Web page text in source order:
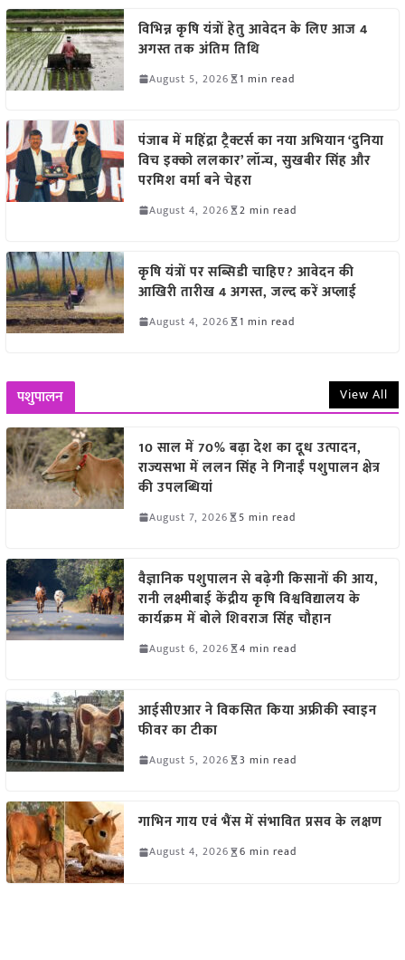
विभिन्न कृषि यंत्रों हेतु आवेदन के लिए आज 4
अगस्त तक अंतिम तिथि
August 5, 2026 1 min read
पंजाब में महिंद्रा ट्रैक्टर्स का नया अभियान ‘दुनिया
विच इक्को ललकार’ लॉन्च, सुखबीर सिंह और
परमिश वर्मा बने चेहरा
August 4, 2026 2 min read
कृषि यंत्रों पर सब्सिडी चाहिए? आवेदन की
आखिरी तारीख 4 अगस्त, जल्द करें अप्लाई
August 4, 2026 1 min read
पशुपालन View All
10 साल में 70% बढ़ा देश का दूध उत्पादन,
राज्यसभा में ललन सिंह ने गिनाईं पशुपालन क्षेत्र
की उपलब्धियां
August 7, 2026 5 min read
वैज्ञानिक पशुपालन से बढ़ेगी किसानों की आय,
रानी लक्ष्मीबाई केंद्रीय कृषि विश्वविद्यालय के
कार्यक्रम में बोले शिवराज सिंह चौहान
August 6, 2026 4 min read
आईसीएआर ने विकसित किया अफ्रीकी स्वाइन
फीवर का टीका
August 5, 2026 3 min read
गाभिन गाय एवं भैंस में संभावित प्रसव के लक्षण
August 4, 2026 6 min read